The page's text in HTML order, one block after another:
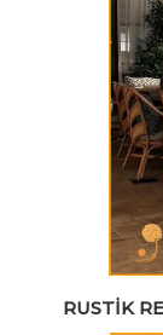
RUSTIK